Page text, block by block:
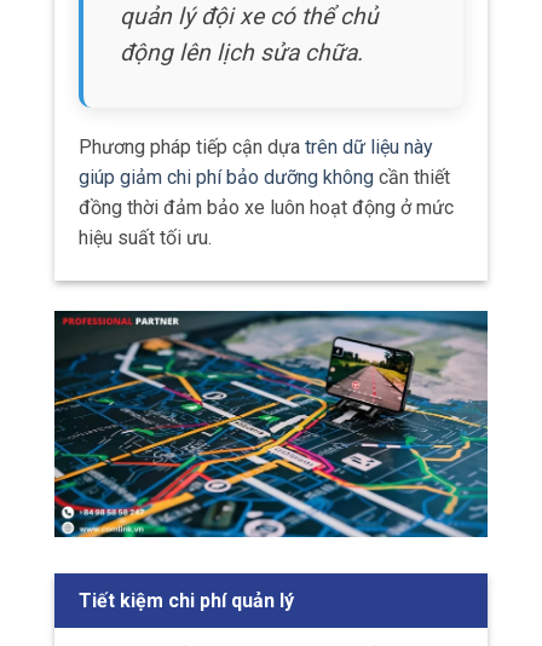
quản lý đội xe có thể chủ
động lên lịch sửa chữa.
Phương pháp tiếp cận dựa trên dữ liệu này
giúp giảm chi phí bảo dưỡng không cần thiết
đồng thời đảm bảo xe luôn hoạt động ở mức
hiệu suất tối ưu.
Tiết kiệm chi phí quản lý